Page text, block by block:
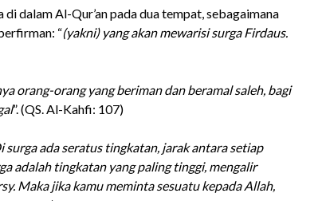
dalam Al-Qur’an pada dua tempat, sebagaimana
“(yakni) yang akan mewarisi surga Firdaus.
orang-orang yang beriman dan beramal saleh, bagi
”. (QS. Al-Kahfi: 107)
surga ada seratus tingkatan, jarak antara setiap
adalah tingkatan yang paling tinggi, mengalir
Maka jika kamu meminta sesuatu kepada Allah,